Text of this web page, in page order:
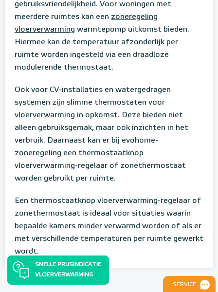
gebruiksvriendelijkheid. Voor woningen met
meerdere ruimtes kan een zoneregeling
vloerverwarming warmtepomp uitkomst bieden.
Hiermee kan de temperatuur afzonderlijk per
ruimte worden ingesteld via een draadloze
modulerende thermostaat.
Ook voor CV-installaties en watergedragen
systemen zijn slimme thermostaten voor
vloerverwarming in opkomst. Deze bieden niet
alleen gebruiksgemak, maar ook inzichten in het
verbruik. Daarnaast kan er bij evohome-
zoneregeling een thermostaatknop
vloerverwarming-regelaar of zonethermostaat
worden gebruikt per ruimte.
Een thermostaatknop vloerverwarming-regelaar of
zonethermostaat is ideaal voor situaties waarin
bepaalde kamers minder verwarmd worden of als er
met verschillende temperaturen per ruimte gewerkt
wordt.
SERVICE
SNELLE PRIJSINDICATIE
VLOERVERWARMING